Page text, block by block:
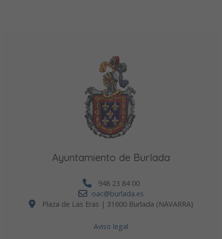
Ayuntamiento de Burlada
948 23 84 00
oac@burlada.es
Plaza de Las Eras | 31600 Burlada (NAVARRA)
Aviso legal